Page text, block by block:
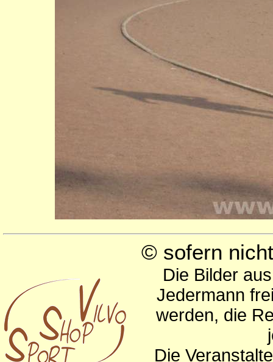
© sofern
Die Bilder
Jedermann
werden, die
Die